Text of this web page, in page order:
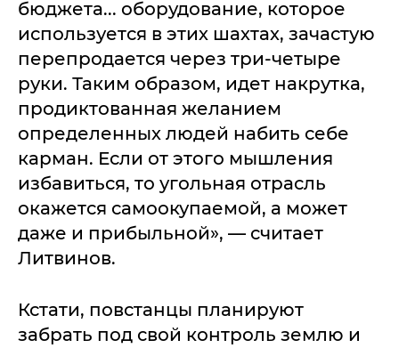
бюджета... оборудование, которое
используется в этих шахтах, зачастую
перепродается через три-четыре
руки. Таким образом, идет накрутка,
продиктованная желанием
определенных людей набить себе
карман. Если от этого мышления
избавиться, то угольная отрасль
окажется самоокупаемой, а может
даже и прибыльной», — считает
Литвинов.
Кстати, повстанцы планируют
забрать под свой контроль землю и